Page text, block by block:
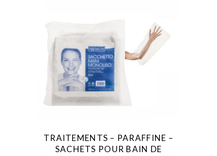
TRAITEMENTS – PARAFFINE –
SACHETS POUR BAIN DE